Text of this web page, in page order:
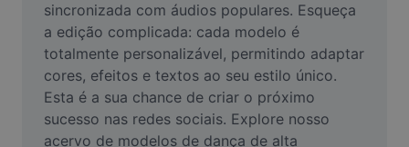
AI People Remover
AI Inpainting
Face Cutout
sincronizada com áudios populares. Esqueça
a edição complicada: cada modelo é
totalmente personalizável, permitindo adaptar
cores, efeitos e textos ao seu estilo único.
Esta é a sua chance de criar o próximo
sucesso nas redes sociais. Explore nosso
acervo de modelos de dança de alta